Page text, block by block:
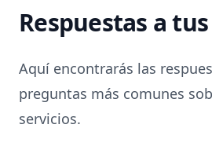
Respuestas a
Aquí encontrarás las
preguntas más comunes
servicios.